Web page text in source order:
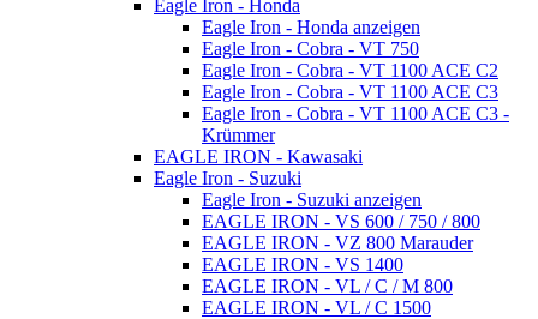
Eagle Iron - Honda
Eagle Iron - Honda anzeigen
Eagle Iron - Cobra - VT 750
Eagle Iron - Cobra - VT 1100 ACE C2
Eagle Iron - Cobra - VT 1100 ACE C3
Eagle Iron - Cobra - VT 1100 ACE C3 -
Krümmer
EAGLE IRON - Kawasaki
Eagle Iron - Suzuki
Eagle Iron - Suzuki anzeigen
EAGLE IRON - VS 600 / 750 / 800
EAGLE IRON - VZ 800 Marauder
EAGLE IRON - VS 1400
EAGLE IRON - VL / C / M 800
EAGLE IRON - VL / C 1500